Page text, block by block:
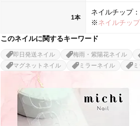
1本
ネイルチップ
※ネイルチッ
このネイルに関するキーワード
即日発送ネイル 梅雨・紫陽花ネイル
マグネットネイル
ミラーネイル